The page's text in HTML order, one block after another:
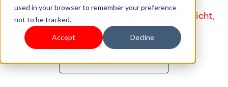
used in your browser to remember your preference
not to be tracked.
Accept Decline
Finden Sie einen Plan, der es Ihnen ermöglicht,
überall und problemlos zu verkaufen.
Kostenloser Versuch